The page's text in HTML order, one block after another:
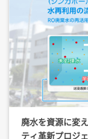
廃水を資源に
ティ革新プロジ